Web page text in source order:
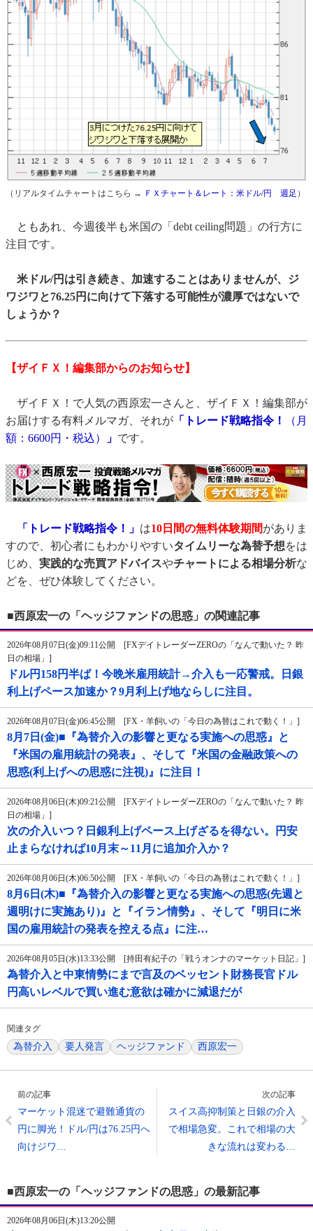
（リアルタイムチャートはこちら → ＦＸチャート＆レート：米ドル/円 週足 ）
ともあれ、今週後半も米国の「debt ceiling問題」の行方に
注目です。
米ドル/円は引き続き、加速することはありませんが、ジ
ワジワと76.25円に向けて下落する可能性が濃厚ではないで
しょうか？
【ザイＦＸ！編集部からのお知らせ】
ザイＦＸ！で人気の西原宏一さんと、ザイＦＸ！編集部が
お届けする有料メルマガ、それが 「トレード戦略指令！
（月
額：6600円・税込）
」 です。
「トレード戦略指令！」 は10日間の無料体験期間がありま
すので、初心者にもわかりやすいタイムリーな為替予想をは
じめ、 実践的な売買アドバイスやチャートによる相場分析な
どを、ぜひ体験してください。
■西原宏一の「ヘッジファンドの思惑」の関連記事
2026年08月07日(金)09:11公開 [FXデイトレーダーZEROの「なんで動いた？ 昨
日の相場」]
ドル円158円半ば！今晩米雇用統計→介入も一応警戒。日銀
利上げペース加速か？9月利上げ地ならしに注目。
2026年08月07日(金)06:45公開 [FX・羊飼いの「今日の為替はこれで動く！」]
8月7日(金)■『為替介入の影響と更なる実施への思惑』と
『米国の雇用統計の発表』、そして『米国の金融政策への
思惑(利上げへの思惑に注視)』に注目！
2026年08月06日(木)09:21公開 [FXデイトレーダーZEROの「なんで動いた？ 昨
日の相場」]
次の介入いつ？日銀利上げペース上げざるを得ない。円安
止まらなければ10月末～11月に追加介入か？
2026年08月06日(木)06:50公開 [FX・羊飼いの「今日の為替はこれで動く！」]
8月6日(木)■『為替介入の影響と更なる実施への思惑(先週と
週明けに実施あり)』と『イラン情勢』、そして『明日に米
国の雇用統計の発表を控える点』に注…
2026年08月05日(水)13:33公開 [持田有紀子の「戦うオンナのマーケット日記」]
為替介入と中東情勢にまで言及のベッセント財務長官ドル
円高いレベルで買い進む意欲は確かに減退だが
関連タグ
為替介入 要人発言 ヘッジファンド 西原宏一
前の記事
マーケット混迷で避難通貨の
円に脚光！ドル/円は76.25円へ
向けジワ…
次の記事
スイス高抑制策と日銀の介入
で相場急変。これで相場の大
きな流れは変わる…
■西原宏一の「ヘッジファンドの思惑」の最新記事
2026年08月06日(木)13:20公開